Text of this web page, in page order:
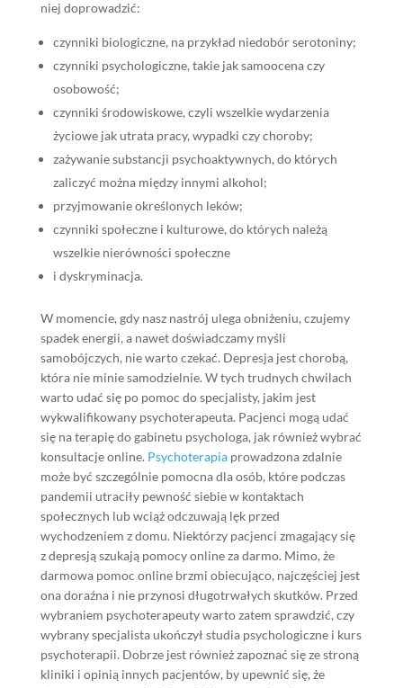
niej doprowadzić:
czynniki biologiczne, na przykład niedobór serotoniny;
czynniki psychologiczne, takie jak samoocena czy
osobowość;
czynniki środowiskowe, czyli wszelkie wydarzenia
życiowe jak utrata pracy, wypadki czy choroby;
zażywanie substancji psychoaktywnych, do których
zaliczyć można między innymi alkohol;
przyjmowanie określonych leków;
czynniki społeczne i kulturowe, do których należą
wszelkie nierówności społeczne
i dyskryminacja.
W momencie, gdy nasz nastrój ulega obniżeniu, czujemy
spadek energii, a nawet doświadczamy myśli
samobójczych, nie warto czekać. Depresja jest chorobą,
która nie minie samodzielnie. W tych trudnych chwilach
warto udać się po pomoc do specjalisty, jakim jest
wykwalifikowany psychoterapeuta. Pacjenci mogą udać
się na terapię do gabinetu psychologa, jak również wybrać
konsultacje online. Psychoterapiaprowadzona zdalnie
może być szczególnie pomocna dla osób, które podczas
pandemii utraciły pewność siebie w kontaktach
społecznych lub wciąż odczuwają lęk przed
wychodzeniem z domu. Niektórzy pacjenci zmagający się
z depresją szukają pomocy online za darmo. Mimo, że
darmowa pomoc online brzmi obiecująco, najczęściej jest
ona doraźna i nie przynosi długotrwałych skutków. Przed
wybraniem psychoterapeuty warto zatem sprawdzić, czy
wybrany specjalista ukończył studia psychologiczne i kurs
psychoterapii. Dobrze jest również zapoznać się ze stroną
kliniki i opinią innych pacjentów, by upewnić się, że